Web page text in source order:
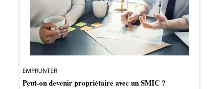
EMPRUNTER
Peut-on devenir propriétaire avec un SMIC ?